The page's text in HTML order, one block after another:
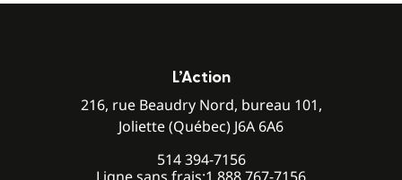
L’Action
216, rue Beaudry Nord, bureau 101,
Joliette (Québec) J6A 6A6
514 394-7156